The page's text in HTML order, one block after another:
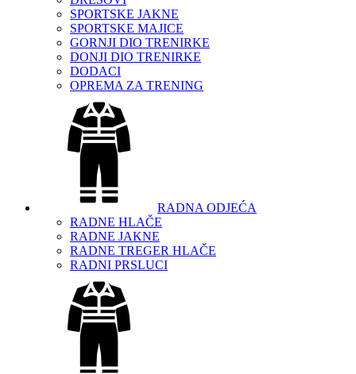
SPORTSKE JAKNE
SPORTSKE MAJICE
GORNJI DIO TRENIRKE
DONJI DIO TRENIRKE
DODACI
OPREMA ZA TRENING
RADNA ODJEĆA
RADNE HLAČE
RADNE JAKNE
RADNE TREGER HLAČE
RADNI PRSLUCI